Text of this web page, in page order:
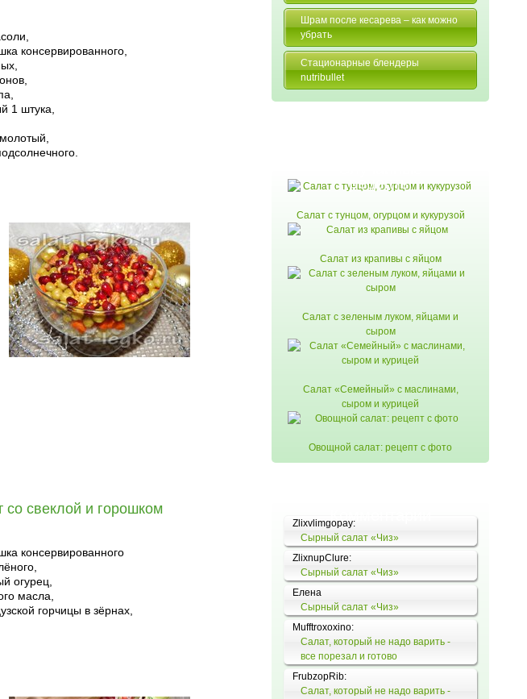
консервированного,
1 штука,
со свеклой и горошком
консервированного
огурец,
масла,
горчицы в зёрнах,
Шрам после кесарева – как можно
убрать
Стационарные блендеры
nutribullet
рецепты
Салат с тунцом, огурцом и кукурузой
Салат из крапивы с яйцом
Салат с зеленым луком, яйцами и
сыром
Салат «Семейный» с маслинами,
сыром и курицей
Овощной салат: рецепт с фото
Zlixvlimgopay:
Сырный салат «Чиз»
ZlixnupClure:
Сырный салат «Чиз»
Елена
Сырный салат «Чиз»
Mufftroxoxino:
Салат, который не надо варить -
все порезал и готово
FrubzopRib:
Салат, который не надо варить -